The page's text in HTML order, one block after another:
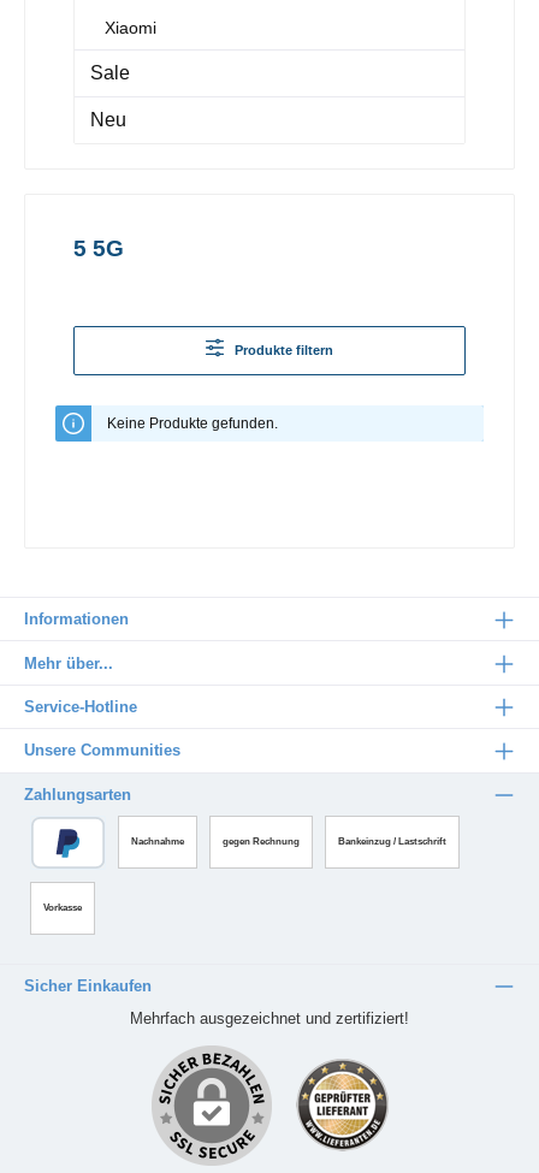
Xiaomi
Sale
Neu
5 5G
Produkte filtern
Keine Produkte gefunden.
Informationen
Mehr über...
Service-Hotline
Unsere Communities
Zahlungsarten
Nachnahme gegen Rechnung Bankeinzug / Lastschrift
Vorkasse
Sicher Einkaufen
Mehrfach ausgezeichnet und zertifiziert!